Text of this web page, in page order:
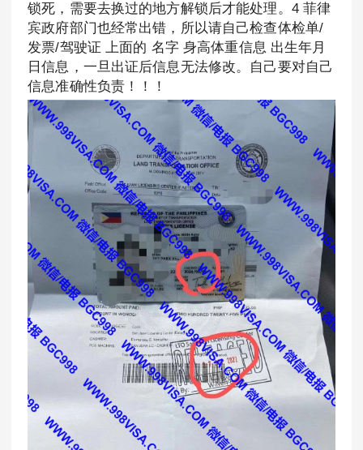
锁死，需要去换过的地方解锁后才能处理。4 菲律
宾政府部门也经常出错，所以请自己检查体检单/
发票/驾驶证 上面的 名字 身高体重信息 出生年月
日信息，一旦出证后信息无法修改。自己要对自己
信息准确性负责！！！